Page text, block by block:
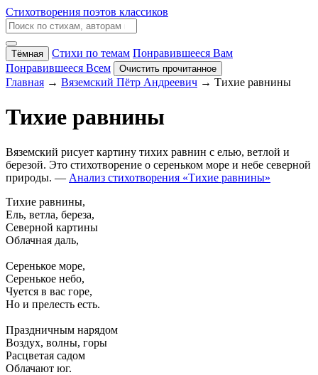
Стихотворения поэтов классиков
Тёмная Стихи по темам Понравившееся Вам
Понравившееся Всем
Очистить прочитанное
Главная → Вяземский Пётр Андреевич → Тихие равнины
Тихие равнины
Вяземский рисует картину тихих равнин с елью, ветлой и
березой. Это стихотворение о сереньком море и небе северной
природы. — Анализ стихотворения «Тихие равнины»
Тихие равнины,
Ель, ветла, береза,
Северной картины
Облачная даль,
Серенькое море,
Серенькое небо,
Чуется в вас горе,
Но и прелесть есть.
Праздничным нарядом
Воздух, волны, горы
Расцветая садом
Облачают юг.